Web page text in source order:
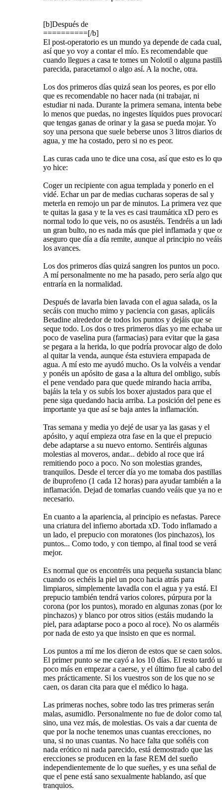
[b]Después de
==========[/b]
El post-operatorio es un mundo ya depende de cada cual,
así que yo voy a contar el mío. Es recomendable que
cuando llegues a casa te tomes un Nolotil o alguna
parecida, paracetamol o algo así. A la noche, otra.
Los dos primeros días quizá sean los peores, es por ello
que es recomendable no hacer nada (ni trabajar, ni
estudiar ni nada. Durante la primera semana, intenta
lo menos que puedas, no ingestes líquidos pues
que tengas ganas de orinar y la gasa se pueda mojar. Yo
soy una persona que suele beberse unos 3 litros diarios
agua, y me ha costado, pero si no es peor.
Las curas cada uno te dice una cosa, así que esto es lo
yo hice:
Coger un recipiente con agua templada y ponerlo en el
vidé. Echar un par de medias cucharas soperas de sal y
meterla en remojo un par de minutos. La primera vez que
te quitas la gasa y te la ves es casi traumática xD pero es
normal todo lo que veis, no os asustéis. Tendréis a un
un gran bulto, no es nada más que piel inflamada y que
aseguro que día a día remite, aunque al principio no veáis
los avances.
Los dos primeros días quizá sangren los puntos un poco.
A mí personalmente no me ha pasado, pero sería algo
entraría en la normalidad.
Después de lavarla bien lavada con el agua salada, os la
secáis con mucho mimo y paciencia con gasas, aplicáis
Betadine alrededor de todos los puntos y dejáis que se
seque todo. Los dos o tres primeros días yo me echaba
poco de vaselina pura (farmacias) para evitar que la gasa
se pegara a la herida, lo que podría provocar algo de
al quitar la venda, aunque ésta estuviera empapada de
agua. A mí esto me ayudó mucho. Os la volvéis a vendar
y ponéis un apósito de gasa a la altura del ombligo, subís
el pene vendado para que quede mirando hacia arriba,
bajáis la tela y os subís los boxer ajustados para que el
pene siga quedando hacia arriba. La posición del pene es
importante ya que así se baja antes la inflamación.
Tras semana y media yo dejé de usar ya las gasas y el
apósito, y aquí empieza otra fase en la que el prepucio
debe adaptarse a su nuevo entorno. Sentiréis algunas
molestias al moveros, andar... debido al roce que irá
remitiendo poco a poco. No son molestias grandes,
tranquilos. Desde el tercer día yo me tomaba dos pastillas
de ibuprofeno (1 cada 12 horas) para ayudar también a la
inflamación. Dejad de tomarlas cuando veáis que ya no
necesario.
En cuanto a la apariencia, al principio es nefastas. Parece
una criatura del infierno abortada xD. Todo inflamado a
un lado, el prepucio con moratones (los pinchazos), los
puntos... Como todo, y con tiempo, al final tood se verá
mejor.
Es normal que os encontréis una pequeña sustancia
cuando os echéis la piel un poco hacia atrás para
limpiaros, simplemente lavadla con el agua y ya está. El
prepucio también tendrá varios colores, púrpura por la
corona (por los puntos), morado en algunas zonas (por
pinchazos) y blanco por otros sitios (estáis mudando la
piel, para adaptarse poco a poco al roce). No os alarméis
por nada de esto ya que insisto en que es normal.
Los puntos a mí me los dieron de estos que se caen solos.
El primer punto se me cayó a los 10 días. El resto tardó
poco más en empezar a caerse, y el último fue al cabo del
mes prácticamente. Si los vuestros son de los que no se
caen, os daran cita para que el médico lo haga.
Las primeras noches, sobre todo las tres primeras serán
malas, asumidlo. Personalmente no fue de dolor como
sino, una vez más, de molestias. Os vais a dar cuenta de
que por la noche tenemos unas cuantas erecciones, no
una, si no unas cuantas. No hace falta que soñéis con
nada erótico ni nada parecido, está demostrado que las
erecciones se producen en la fase REM del sueño
independientemente de lo que sueñes, y es una señal de
que el pene está sano sexualmente hablando, así que
tranquios.